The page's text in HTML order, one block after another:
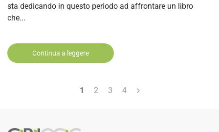
sta dedicando in questo periodo ad affrontare un libro
che...
Continua a leggere
1 2 3 4